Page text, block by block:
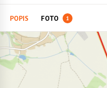
POPIS FOTO 1